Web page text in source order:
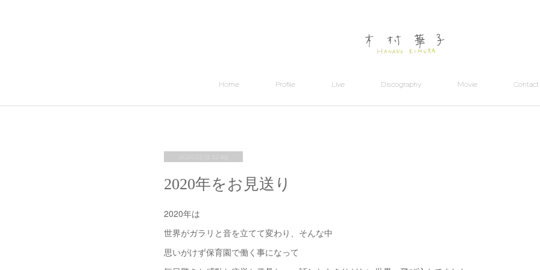
Home Profile Live Discography Movie Contact
2020年をお見送り
2020年は
世界がガラリと音を立てて変わり、そんな中
思いがけず保育園で働く事になって